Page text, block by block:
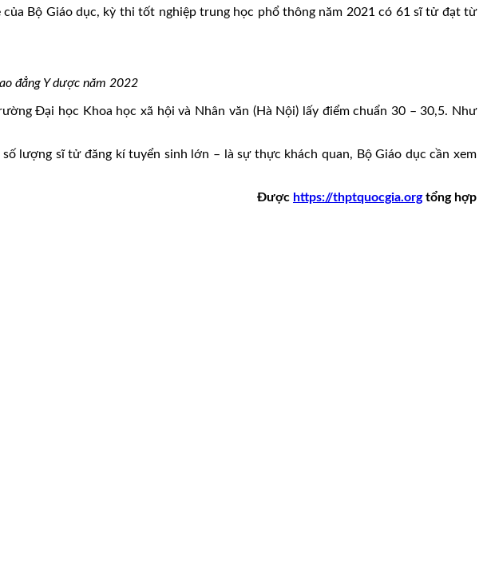
Bộ Giáo dục, kỳ thi tốt nghiệp trung học phổ thông năm 2021 có 61 sĩ tử đạt từ
đẳng Y dược năm 2022
Đại học Khoa học xã hội và Nhân văn (Hà Nội) lấy điểm chuẩn 30 – 30,5. Như
lượng sĩ tử đăng kí tuyển sinh lớn – là sự thực khách quan, Bộ Giáo dục cần xem
Được https://thptquocgia.orgtổng hợp